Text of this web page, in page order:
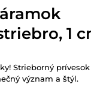
1
Strieborný
význam a štýl.